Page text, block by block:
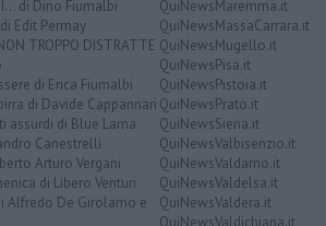
di Dino Fiumalbi
Edit Permay
TROPPO DISTRATTE
di Erica Fiumalbi
di Davide Cappannari
assurdi di Blue Lama
Canestrelli
Arturo Vergani
di Libero Venturi
Alfredo De Girolamo e
QuiNewsMaremma.it
QuiNewsMassaCarrara.it
QuiNewsMugello.it
QuiNewsPisa.it
QuiNewsPistoia.it
QuiNewsPrato.it
QuiNewsSiena.it
QuiNewsValbisenzio.it
QuiNewsValdarno.it
QuiNewsValdelsa.it
QuiNewsValdera.it